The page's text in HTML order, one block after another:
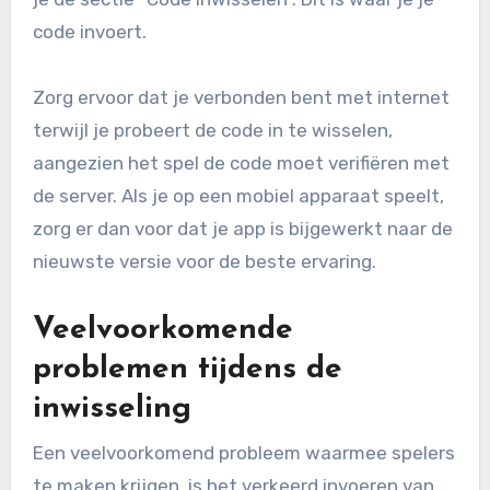
code invoert.
Zorg ervoor dat je verbonden bent met internet
terwijl je probeert de code in te wisselen,
aangezien het spel de code moet verifiëren met
de server. Als je op een mobiel apparaat speelt,
zorg er dan voor dat je app is bijgewerkt naar de
nieuwste versie voor de beste ervaring.
Veelvoorkomende
problemen tijdens de
inwisseling
Een veelvoorkomend probleem waarmee spelers
te maken krijgen, is het verkeerd invoeren van